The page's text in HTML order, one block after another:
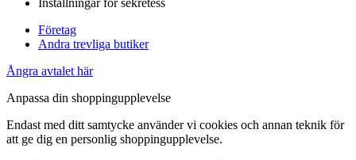
Inställningar för sekretess
Företag
Andra trevliga butiker
Ångra avtalet här
Anpassa din shoppingupplevelse
Endast med ditt samtycke använder vi cookies och annan teknik för
att ge dig en personlig shoppingupplevelse.